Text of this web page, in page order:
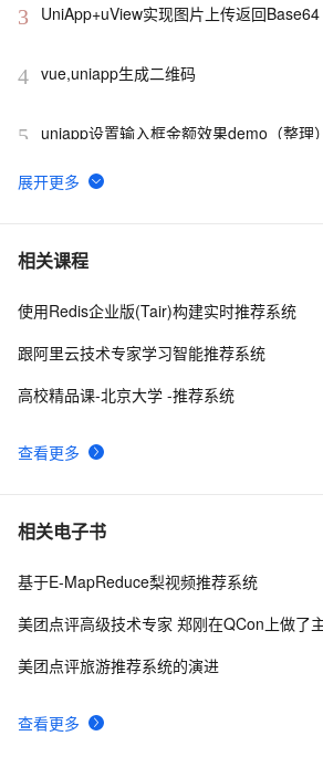
3 UniApp+uView实现图片上传返回Base64
4 vue,uniapp生成二维码
5 uniapp设置输入框金额效果demo（整理）
6 uniapp u-tabs表单如何默认选中
7 【Uniapp】小程序携带Token请求接口+
8 UniApp 生命周期详解
SpringBoot+Vue+ElementUI+UniAPP开发
相关课程
查看更多
使用Redis企业版(Tair)构建实时推荐系统
跟阿里云技术专家学习智能推荐系统
高校精品课-北京大学 -推荐系统
相关电子书
查看更多
基于E-MapReduce梨视频推荐系统
美团点评旅游推荐系统的演进